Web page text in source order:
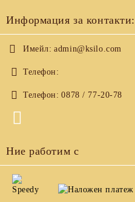
Информация за контакти:
Имейл: admin@ksilo.com
Телефон:
Телефон: 0878 / 77-20-78
Ние работим с